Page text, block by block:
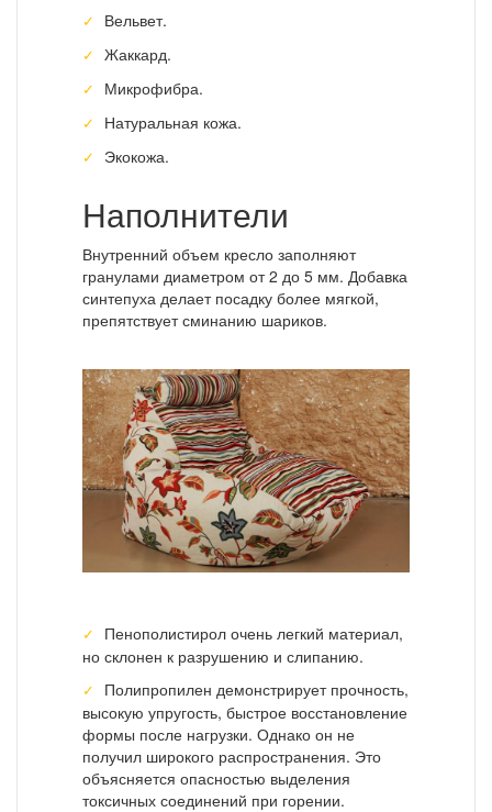
Вельвет.
Жаккард.
Микрофибра.
Натуральная кожа.
Экокожа.
Наполнители
Внутренний объем кресло заполняют
гранулами диаметром от 2 до 5 мм. Добавка
синтепуха делает посадку более мягкой,
препятствует сминанию шариков.
Пенополистирол очень легкий материал,
но склонен к разрушению и слипанию.
Полипропилен демонстрирует прочность,
высокую упругость, быстрое восстановление
формы после нагрузки. Однако он не
получил широкого распространения. Это
объясняется опасностью выделения
токсичных соединений при горении.